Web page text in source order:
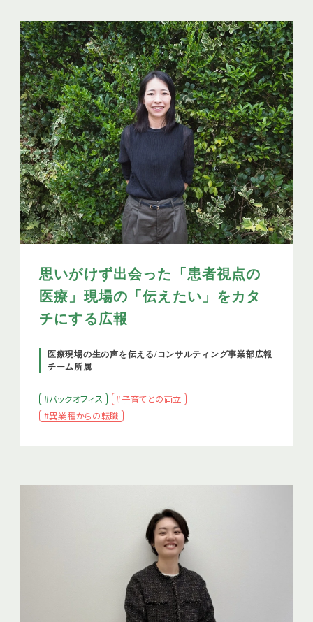
思いがけず出会った「患者視点の
医療」現場の「伝えたい」をカタ
チにする広報
医療現場の生の声を伝える/コンサルティング事業部広報
チーム所属
#バックオフィス
#子育てとの両立
#異業種からの転職